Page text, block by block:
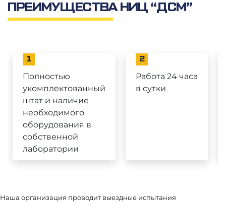
ПРЕИМУЩЕСТВА НИЦ “ДСМ”
1
Полностью
укомплектованный
штат и наличие
необходимого
оборудования в
собственной
лаборатории
2
Работа 24 часа
в сутки
Наша организация проводит выездные испытания